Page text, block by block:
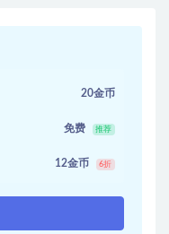
20金币
免费 推荐
12金币 6折